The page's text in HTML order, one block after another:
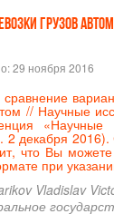
грузов
29 ноября 2016
// Научные
2 декабря
что Вы
при
Vladislav